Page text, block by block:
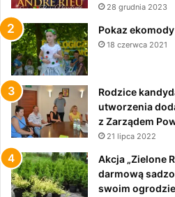
28 grudnia 2023
Pokaz
18 czerwca 2021
Rodzice
utworzenia
z Zarządem
21 lipca 2022
Akcja „Zielone
darmową
swoim ogrodzie